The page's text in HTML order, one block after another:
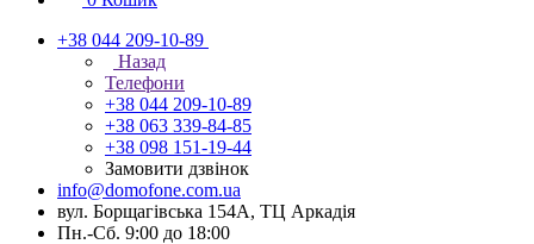
+38 044 209-10-89
Назад
Телефони
+38 044 209-10-89
+38 063 339-84-85
+38 098 151-19-44
Замовити дзвінок
info@domofone.com.ua
вул. Борщагівська 154А, ТЦ Аркадія
Пн.-Сб. 9:00 до 18:00